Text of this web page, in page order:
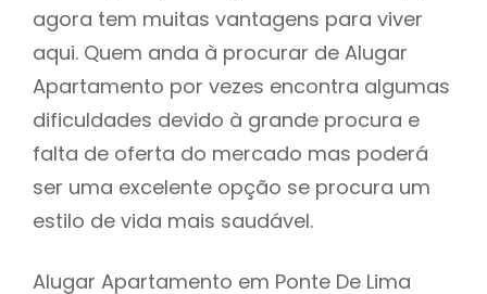
agora tem muitas vantagens para viver
aqui. Quem anda à procurar de Alugar
Apartamento por vezes encontra algumas
dificuldades devido à grande procura e
falta de oferta do mercado mas poderá
ser uma excelente opção se procura um
estilo de vida mais saudável.
Alugar Apartamento em Ponte De Lima